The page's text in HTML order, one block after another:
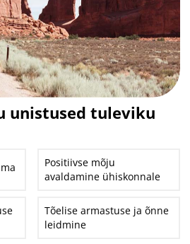
unistused tuleviku
Positiivse mõju
avaldamine ühiskonnale
Tõelise armastuse ja õnne
leidmine